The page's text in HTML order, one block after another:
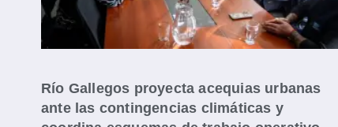
Río Gallegos proyecta acequias urbanas
ante las contingencias climáticas y